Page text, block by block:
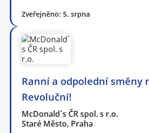
Zveřejněno: 5. srpna
Ranní a odpolední směny
Revoluční!
McDonald`s ČR spol. s r.o.
Staré Město, Praha